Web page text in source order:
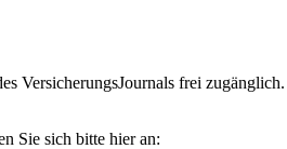
VersicherungsJournals frei
Sie sich bitte hier an: